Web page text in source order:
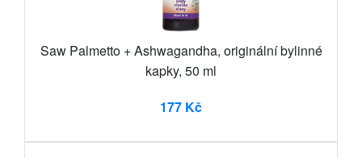
Saw Palmetto + Ashwagandha, originální bylinné
kapky, 50 ml
177 Kč